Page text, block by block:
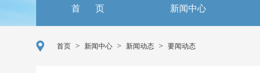
首 页 新闻中心
首页 > 新闻中心 > 新闻动态 > 要闻动态